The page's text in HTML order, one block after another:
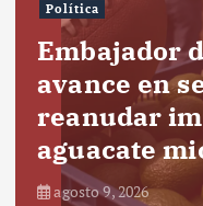
Política
Embajador
avance en
reanudar
aguacate
agosto 9, 2026